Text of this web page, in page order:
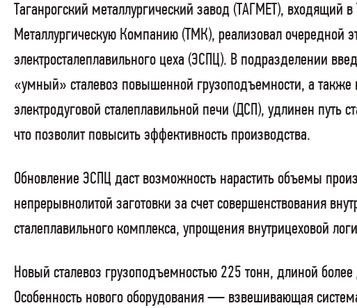
Таганрогский металлургический завод (ТАГМЕТ), входящий в
Металлургическую Компанию (ТМК), реализовал очередной
электросталеплавильного цеха (ЭСПЦ). В подразделении
«умный» сталевоз повышенной грузоподъемности, а также
электродуговой сталеплавильной печи (ДСП), удлинен путь
что позволит повысить эффективность производства.
Обновление ЭСПЦ даст возможность нарастить объемы
непрерывнолитой заготовки за счет совершенствования
сталеплавильного комплекса, упрощения внутрицеховой
Новый сталевоз грузоподъемностью 225 тонн, длиной
Особенность нового оборудования — взвешивающая